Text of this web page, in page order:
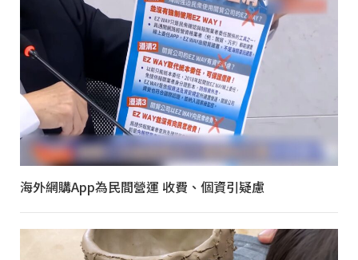
海外網購App為民間營運 收費、個資引疑慮